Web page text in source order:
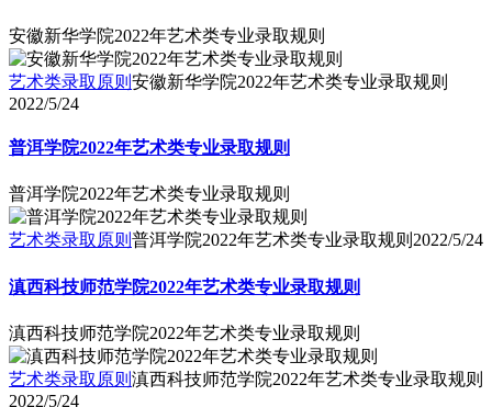
安徽新华学院2022年艺术类专业录取规则
艺术类录取原则 安徽新华学院2022年艺术类专业录取规则
2022/5/24
普洱学院2022年艺术类专业录取规则
普洱学院2022年艺术类专业录取规则
艺术类录取原则 普洱学院2022年艺术类专业录取规则 2022/5/24
滇西科技师范学院2022年艺术类专业录取规则
滇西科技师范学院2022年艺术类专业录取规则
艺术类录取原则 滇西科技师范学院2022年艺术类专业录取规则
2022/5/24